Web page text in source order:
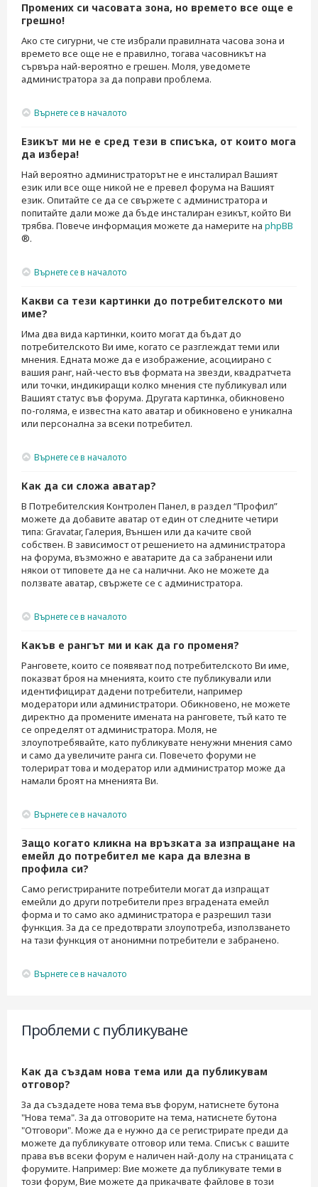
Промених си часовата зона, но времето все още е
грешно!
Ако сте сигурни, че сте избрали правилната часова зона и
времето все още не е правилно, тогава часовникът на
сървъра най-вероятно е грешен. Моля, уведомете
администратора за да поправи проблема.
Върнете се в началото
Езикът ми не е сред тези в списъка, от които мога
да избера!
Най вероятно администраторът не е инсталирал Вашият
език или все още никой не е превел форума на Вашият
език. Опитайте се да се свържете с администратора и
попитайте дали може да бъде инсталиран езикът, който Ви
трябва. Повече информация можете да намерите на phpBB
®.
Върнете се в началото
Какви са тези картинки до потребителското ми
име?
Има два вида картинки, които могат да бъдат до
потребителското Ви име, когато се разглеждат теми или
мнения. Едната може да е изображение, асоциирано с
вашия ранг, най-често във формата на звезди, квадратчета
или точки, индикиращи колко мнения сте публикувал или
Вашият статус във форума. Другата картинка, обикновено
по-голяма, е известна като аватар и обикновено е уникална
или персонална за всеки потребител.
Върнете се в началото
Как да си сложа аватар?
В Потребителския Контролен Панел, в раздел “Профил”
можете да добавите аватар от един от следните четири
типа: Gravatar, Галерия, Външен или да качите свой
собствен. В зависимост от решението на администратора
на форума, възможно е аватарите да са забранени или
някои от типовете да не са налични. Ако не можете да
ползвате аватар, свържете се с администратора.
Върнете се в началото
Какъв е рангът ми и как да го променя?
Ранговете, които се появяват под потребителското Ви име,
показват броя на мненията, които сте публикували или
идентифицират дадени потребители, например
модератори или администратори. Обикновено, не можете
директно да промените имената на ранговете, тъй като те
се определят от администратора. Моля, не
злоупотребявайте, като публикувате ненужни мнения само
и само да увеличите ранга си. Повечето форуми не
толерират това и модератор или администратор може да
намали броят на мненията Ви.
Върнете се в началото
Защо когато кликна на връзката за изпращане на
емейл до потребител ме кара да влезна в
профила си?
Само регистрираните потребители могат да изпращат
емейли до други потребители през вградената емейл
форма и то само ако администратора е разрешил тази
функция. За да се предотврати злоупотреба, използването
на тази функция от анонимни потребители е забранено.
Върнете се в началото
Проблеми с публикуване
Как да създам нова тема или да публикувам
отговор?
За да създадете нова тема във форум, натиснете бутона
"Нова тема". За да отговорите на тема, натиснете бутона
"Отговори". Може да е нужно да се регистрирате преди да
можете да публикувате отговор или тема. Списък с вашите
права във всеки форум е наличен най-долу на страницата с
форумите. Например: Вие можете да публикувате теми в
този форум, Вие можете да прикачвате файлове в този